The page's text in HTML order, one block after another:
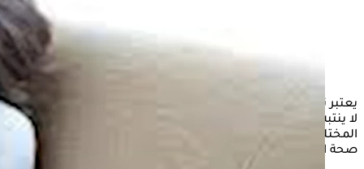
يعتبر نقص المغنيسيوم من المشكلات الصحية الشائعة التي قد
لا ينتبه لها كثيرون، رغم أهميته الحيوية لدعم وظائف الجسم
المختلفة، مثل تنظيم عمل العضلات والأعصاب والحفاظ على
صحة القلب والعظام.